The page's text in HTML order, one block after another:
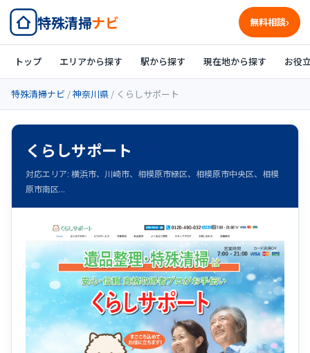
特殊清掃ナビ 無料相談
トップ エリアから探す 駅から探す 現在地から探す お役
特殊清掃ナビ /神奈川県 / くらしサポート
くらしサポート
対応エリア: 横浜市、川崎市、相模原市緑区、相模原市中央区、相模
原市南区...